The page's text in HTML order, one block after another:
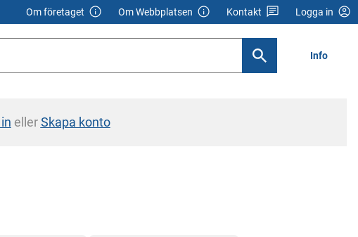
Om företaget Om Webbplatsen Kontakt Logga in
Info
ellerSkapa konto